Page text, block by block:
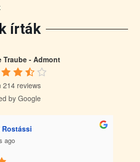
írták
Traube - Admont
214 reviews
ago